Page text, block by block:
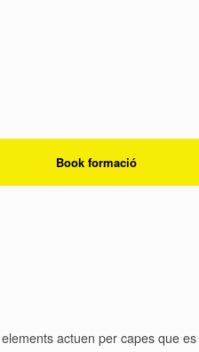
Book formació
actuen per capes que es